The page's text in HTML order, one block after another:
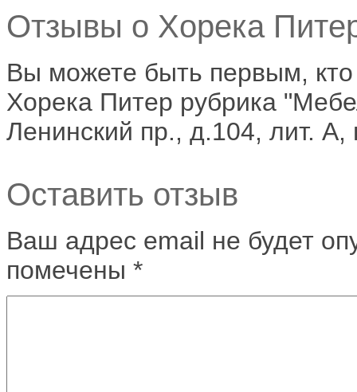
Отзывы о Хорека
Вы можете быть первым,
Хорека Питер рубрика
Ленинский пр., д.104, лит.
Оставить отзыв
Ваш адрес email не будет
помечены *